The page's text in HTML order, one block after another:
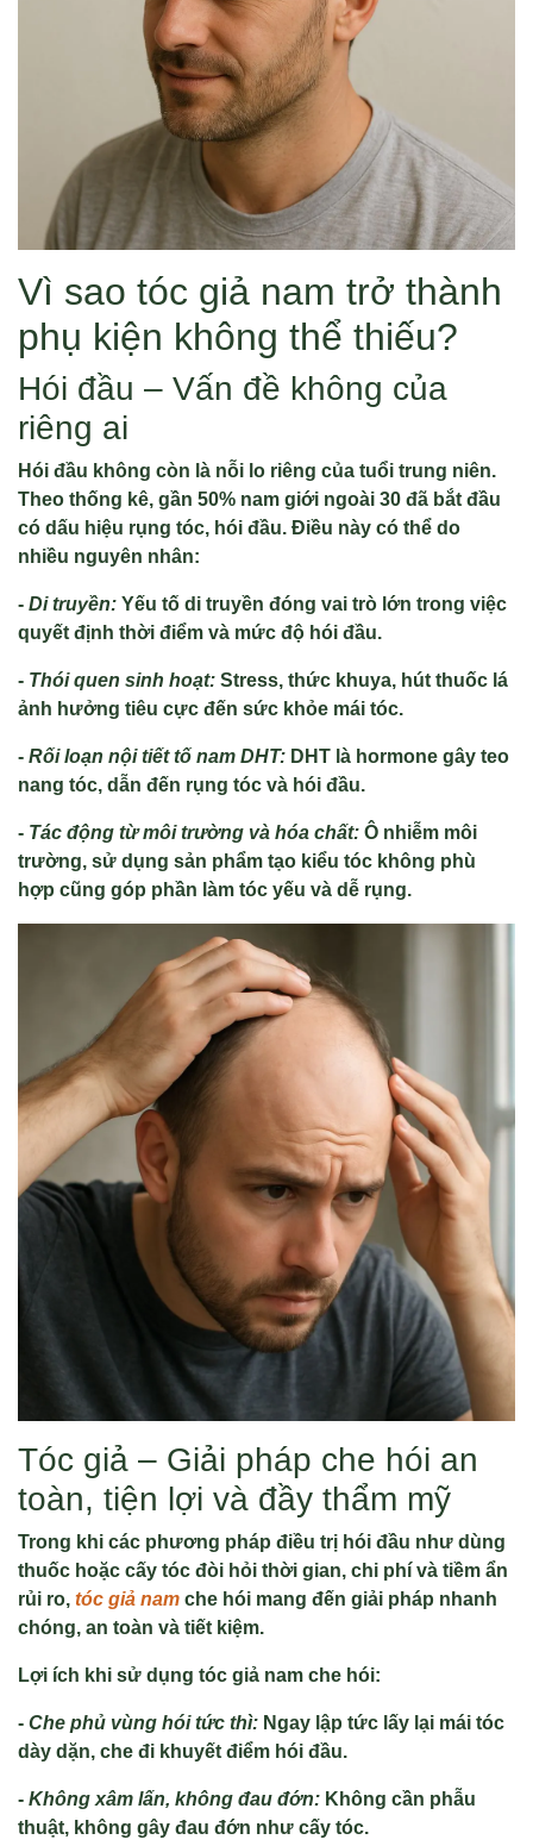
Vì sao tóc giả nam trở thành
phụ kiện không thể thiếu?
Hói đầu – Vấn đề không của
riêng ai
Hói đầu không còn là nỗi lo riêng của tuổi trung niên.
Theo thống kê, gần 50% nam giới ngoài 30 đã bắt đầu
có dấu hiệu rụng tóc, hói đầu. Điều này có thể do
nhiều nguyên nhân:
- Di truyền: Yếu tố di truyền đóng vai trò lớn trong việc
quyết định thời điểm và mức độ hói đầu.
- Thói quen sinh hoạt: Stress, thức khuya, hút thuốc lá
ảnh hưởng tiêu cực đến sức khỏe mái tóc.
- Rối loạn nội tiết tố nam DHT: DHT là hormone gây teo
nang tóc, dẫn đến rụng tóc và hói đầu.
- Tác động từ môi trường và hóa chất: Ô nhiễm môi
trường, sử dụng sản phẩm tạo kiểu tóc không phù
hợp cũng góp phần làm tóc yếu và dễ rụng.
Tóc giả – Giải pháp che hói an
toàn, tiện lợi và đầy thẩm mỹ
Trong khi các phương pháp điều trị hói đầu như dùng
thuốc hoặc cấy tóc đòi hỏi thời gian, chi phí và tiềm ẩn
rủi ro, tóc giả nam che hói mang đến giải pháp nhanh
chóng, an toàn và tiết kiệm.
Lợi ích khi sử dụng tóc giả nam che hói:
- Che phủ vùng hói tức thì: Ngay lập tức lấy lại mái tóc
dày dặn, che đi khuyết điểm hói đầu.
- Không xâm lấn, không đau đớn: Không cần phẫu
thuật, không gây đau đớn như cấy tóc.